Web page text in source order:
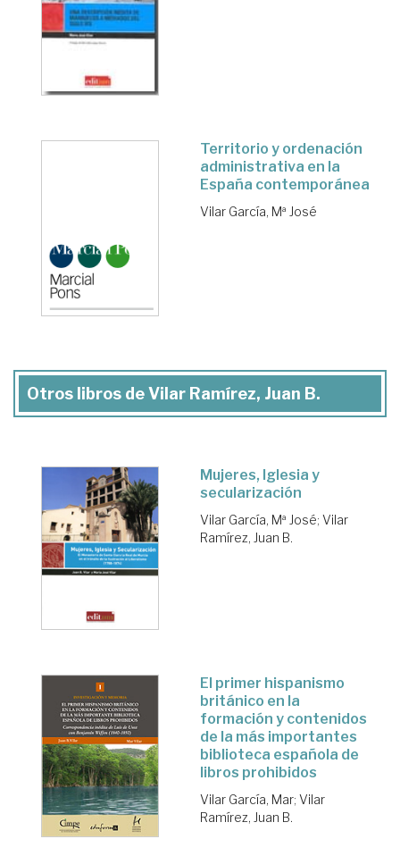
Territorio y ordenación
administrativa en la
España contemporánea
Vilar García, Mª José
Otros libros de Vilar Ramírez, Juan B.
Mujeres, Iglesia y
secularización
Vilar García, Mª José; Vilar
Ramírez, Juan B.
El primer hispanismo
británico en la
formación y contenidos
de la más importantes
biblioteca española de
libros prohibidos
Vilar García, Mar; Vilar
Ramírez, Juan B.